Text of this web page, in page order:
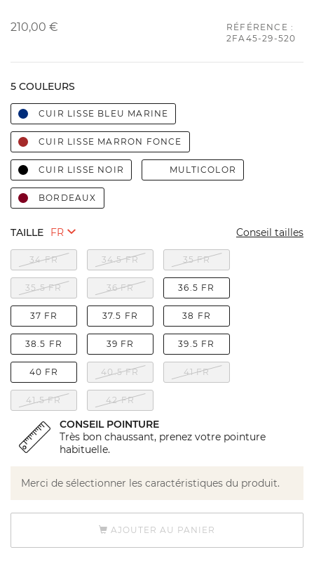
210,00 €
RÉFÉRENCE :
2FA45-29-520
5 COULEURS
CUIR LISSE BLEU MARINE
CUIR LISSE MARRON FONCE
CUIR LISSE NOIR MULTICOLOR
BORDEAUX
TAILLE Conseil tailles
34 FR 34.5 FR 35 FR
35.5 FR 36 FR 36.5 FR
37 FR 37.5 FR 38 FR
38.5 FR 39 FR 39.5 FR
40 FR 40.5 FR 41 FR
41.5 FR 42 FR
CONSEIL POINTURE
Très bon chaussant, prenez votre pointure
habituelle.
Merci de sélectionner les caractéristiques du produit.
AJOUTER AU PANIER